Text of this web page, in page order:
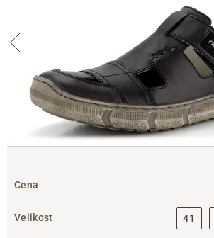
Cena
Velikost 41